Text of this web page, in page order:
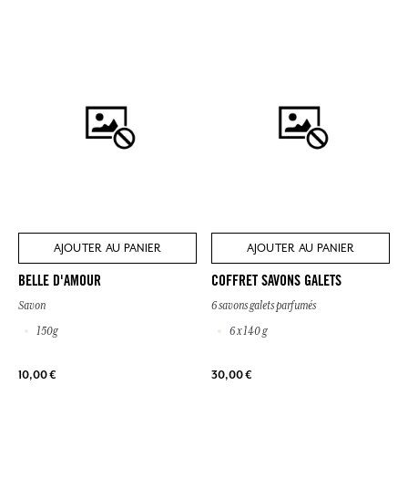
AJOUTER AU PANIER
BELLE D'AMOUR
Savon
150g
10,00 €
AJOUTER AU PANIER
COFFRET SAVONS GALETS
6 savons galets parfumés
6 x 140 g
30,00 €